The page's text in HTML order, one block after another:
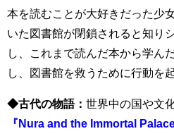
本を読むことが大好きだった少
いた図書館が閉鎖されると知り
し、これまで読んだ本から学ん
し、図書館を救うために行動を
◆古代の物語： 世界中の国や文
『Nura and the Immortal